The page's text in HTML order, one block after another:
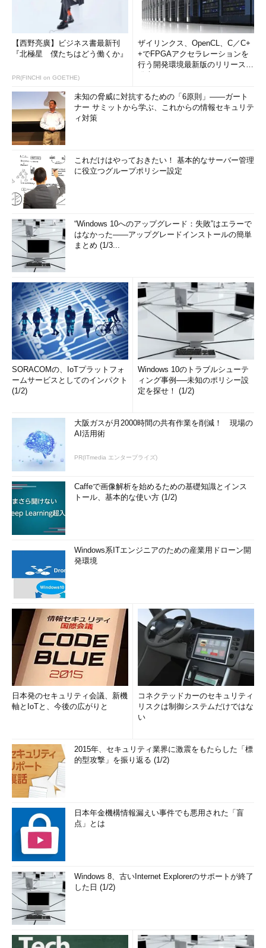
【西野亮廣】ビジネス書最新刊
『北極星 僕たちはどう働くか』
PR(FINCHI on GOETHE)
ザイリンクス、OpenCL、C／C+
+でFPGAアクセラレーションを
行う開発環境最新版のリリースを
未知の脅威に対抗するための「6原則」――ガート
ナー サミットから学ぶ、これからの情報セキュリテ
ィ対策
これだけはやっておきたい！ 基本的なサーバー管理
に役立つグループポリシー設定
“Windows 10へのアップグレード：失敗”はエラーで
はなかった――アップグレードインストールの簡単
まとめ (1/3...
SORACOMの、IoTプラットフォ
ームサービスとしてのインパクト
(1/2)
Windows 10のトラブルシューテ
ィング事例──未知のポリシー設
定を探せ！ (1/2)
大阪ガスが月2000時間の共有作業を削減！ 現場の
AI活用術
PR(ITmedia エンタープライズ)
Caffeで画像解析を始めるための基礎知識とインス
トール、基本的な使い方 (1/2)
Windows系ITエンジニアのための産業用ドローン開
発環境
日本発のセキュリティ会議、新機
軸とIoTと、今後の広がりと
コネクテッドカーのセキュリティ
リスクは制御システムだけではな
い
2015年、セキュリティ業界に激震をもたらした「標
的型攻撃」を振り返る (1/2)
日本年金機構情報漏えい事件でも悪用された「盲
点」とは
Windows 8、古いInternet Explorerのサポートが終了
した日 (1/2)